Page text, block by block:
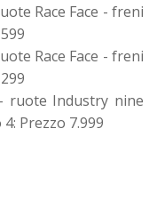
Race Face - freni
Race Face - freni
ruote Industry nine
Prezzo 7.999